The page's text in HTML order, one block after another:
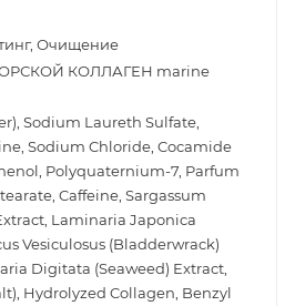
Очищение
КОЛЛАГЕН marine
Sodium Laureth Sulfate,
Sodium Chloride, Cocamide
Polyquaternium-7, Parfum
Caffeine, Sargassum
Laminaria Japonica
Vesiculosus (Bladderwrack)
Digitata (Seaweed) Extract,
Hydrolyzed Collagen, Benzyl